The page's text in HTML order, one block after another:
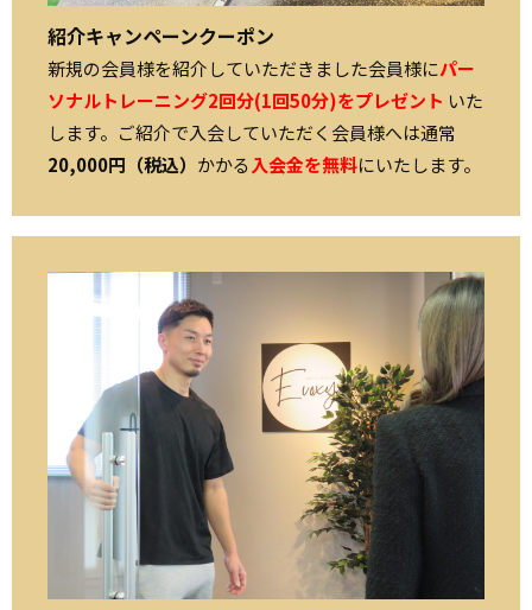
紹介キャンペーンクーポン
新規の会員様を紹介していただきました会員様にパー
ソナルトレーニング2回分(1回50分)をプレゼント いた
します。ご紹介で入会していただく会員様へは通常
20,000円（税込） かかる入会金を無料にいたします。